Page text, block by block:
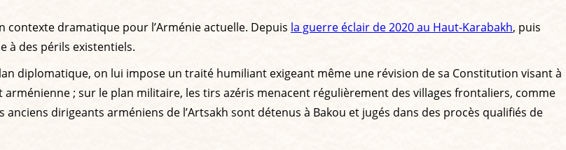
dramatique pour l’Arménie actuelle. Depuis la guerre éclair de 2020 au Haut-Karabakh, puis
à des périls existentiels.
diplomatique, on lui impose un traité humiliant exigeant même une révision de sa Constitution visant à
; sur le plan militaire, les tirs azéris menacent régulièrement des villages frontaliers, comme
dirigeants arméniens de l’Artsakh sont détenus à Bakou et jugés dans des procès qualifiés de